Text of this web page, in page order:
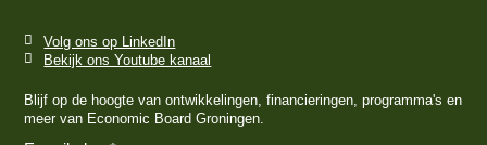
Volg ons op LinkedIn
Bekijk ons Youtube kanaal
Blijf op de hoogte van ontwikkelingen, financieringen, programma's en
meer van Economic Board Groningen.